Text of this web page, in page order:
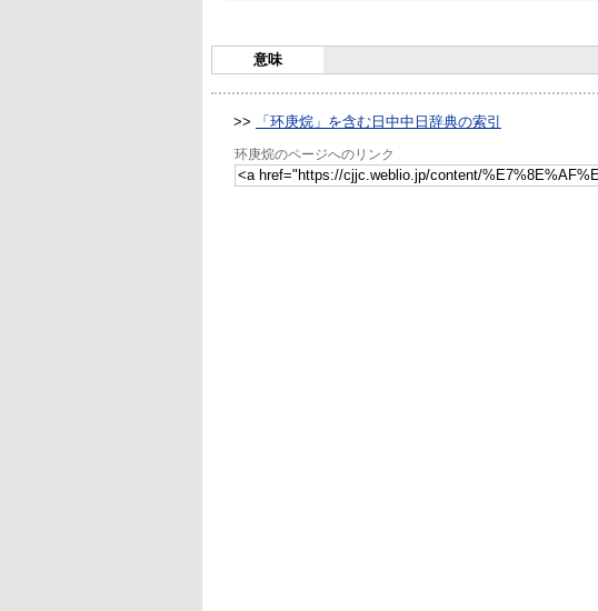
意味
>> 「环庚烷」を含む日中中日辞典の索引
环庚烷のページへのリンク